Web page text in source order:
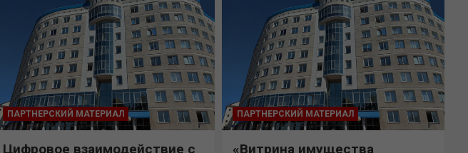
ПАРТНЕРСКИЙ МАТЕРИАЛ
Цифровое взаимодействие с
ПАРТНЕРСКИЙ МАТЕРИАЛ
«Витрина имущества